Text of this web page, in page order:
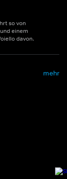
so von
einem
davon.
mehr